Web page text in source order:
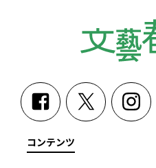
コンテンツ